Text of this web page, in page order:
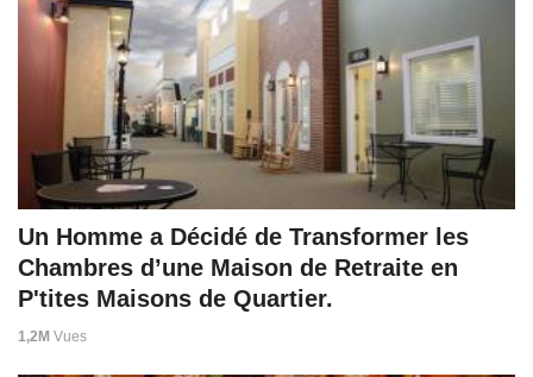
Un Homme a Décidé de Transformer les
Chambres d’une Maison de Retraite en
P'tites Maisons de Quartier.
1,2M Vues